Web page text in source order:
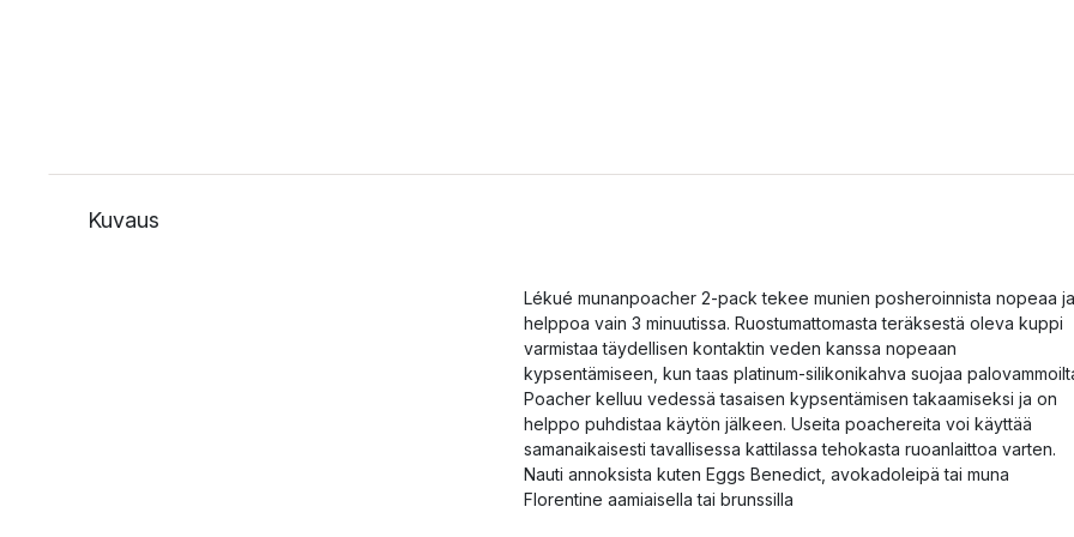
Kuvaus
Lékué munanpoacher 2-pack tekee munien posheroinnista nopeaa ja
helppoa vain 3 minuutissa. Ruostumattomasta teräksestä oleva kuppi
varmistaa täydellisen kontaktin veden kanssa nopeaan
kypsentämiseen, kun taas platinum-silikonikahva suojaa
Poacher kelluu vedessä tasaisen kypsentämisen takaamiseksi ja on
helppo puhdistaa käytön jälkeen. Useita poachereita voi käyttää
samanaikaisesti tavallisessa kattilassa tehokasta ruoanlaittoa varten.
Nauti annoksista kuten Eggs Benedict, avokadoleipä tai muna
Florentine aamiaisella tai brunssilla